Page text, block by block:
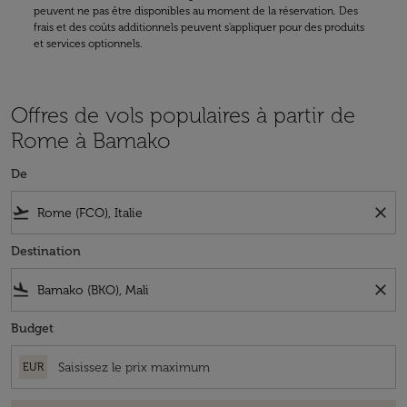
peuvent ne pas être disponibles au moment de la réservation. Des
frais et des coûts additionnels peuvent s'appliquer pour des produits
et services optionnels.
Offres de vols populaires à partir de
Rome à Bamako
De
flight_takeoff close
Destination
flight_land close
Budget
EUR